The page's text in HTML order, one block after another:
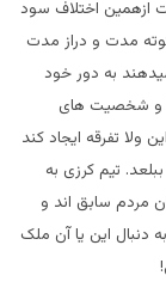
ازهمین اختلاف سود
کوته مدت و دراز مدت
به دور خود
و شخصیت های
ولا تفرقه ایجاد کند
تیم کرزی به
مردم سابق اند و
دنبال این یا آن ملک